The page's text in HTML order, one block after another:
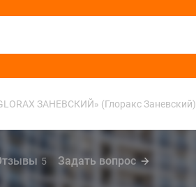
ЗАНЕВСКИЙ» (Глоракс Заневский)
5 Задать вопрос